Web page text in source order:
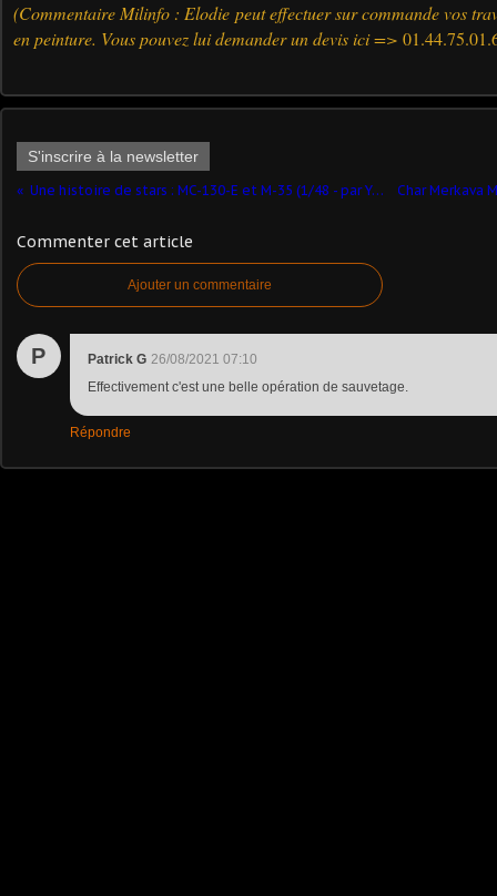
(Commentaire Milinfo : Elodie peut effectuer sur commande vos
en peinture. Vous pouvez lui demander un devis ici =>
S'inscrire à la newsletter
Une histoire de stars : MC-130-E et M-35 (1/48 - par Yves P.) ​
Commenter cet article
Ajouter un commentaire
P Patrick G 26/08/2021 07:10
Effectivement c'est une belle opération de sauvetage.
Répondre